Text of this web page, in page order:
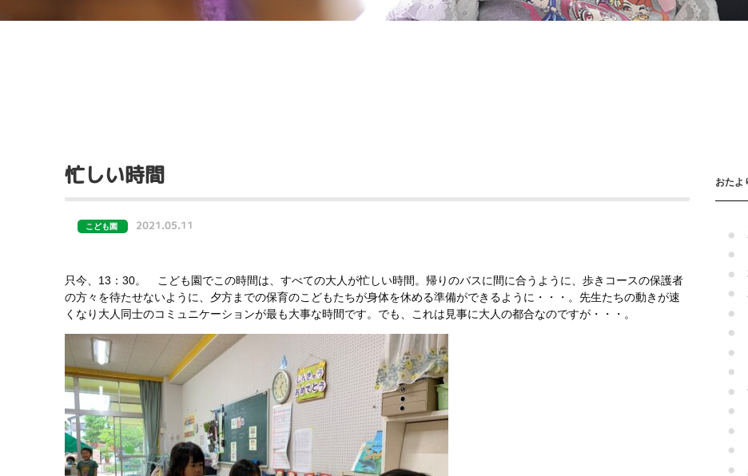
忙しい時間
こども園 2021.05.11
只今、13：30。 こども園でこの時間は、すべての大人が忙しい時間。帰りのバスに間に合うように、歩きコースの保護者
の方々を待たせないように、夕方までの保育のこどもたちが身体を休める準備ができるように・・・。先生たちの動きが速
くなり大人同士のコミュニケーションが最も大事な時間です。でも、これは見事に大人の都合なのですが・・・。
おたよ